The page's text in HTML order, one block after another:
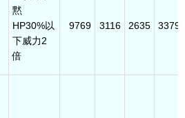
黙
HP30%以
下威力2
倍
9769 3116 2635 3379